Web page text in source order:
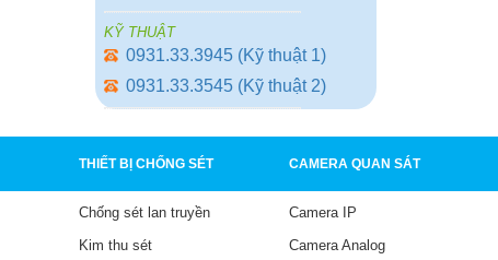
KỸ THUẬT
0931.33.3945 (Kỹ thuật 1)
0931.33.3545 (Kỹ thuật 2)
THIẾT BỊ CHỐNG SÉT CAMERA QUAN SÁT
Chống sét lan truyền
Kim thu sét
Camera IP
Camera Analog